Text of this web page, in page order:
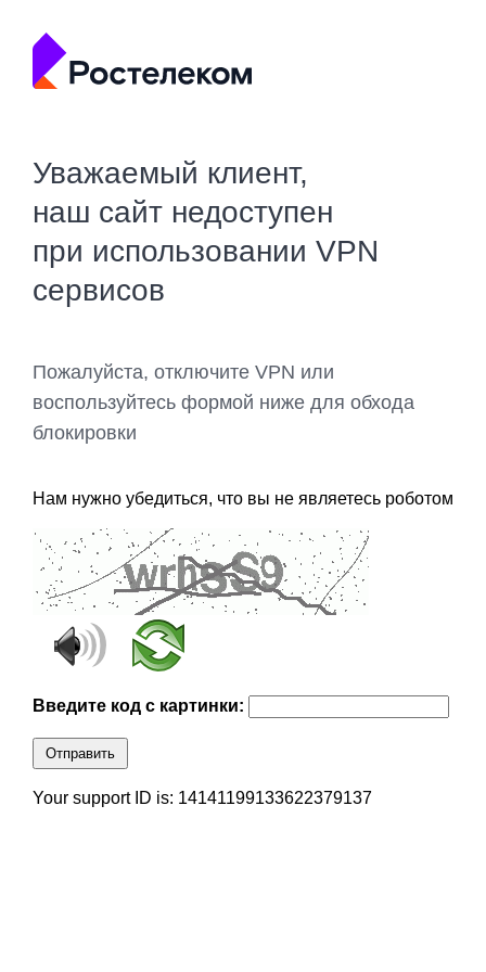
Уважаемый клиент,
наш сайт недоступен
при использовании VPN
сервисов
Пожалуйста, отключите VPN или
воспользуйтесь формой ниже для обхода
блокировки
Нам нужно убедиться, что вы не являетесь роботом
Введите код с картинки:
Отправить
Your support ID is: 14141199133622379137